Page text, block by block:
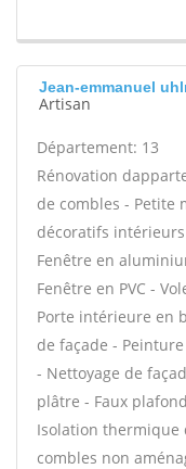
Jean-emmanuel
Artisan
Département: 13
Rénovation
de combles - Petite
décoratifs
Fenêtre en
Fenêtre en PVC -
Porte intérieure en
de façade -
- Nettoyage de
plâtre - Faux
Isolation thermique
combles non